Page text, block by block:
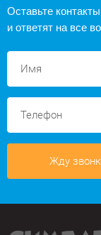
Оставьте
и ответят на все
Жду